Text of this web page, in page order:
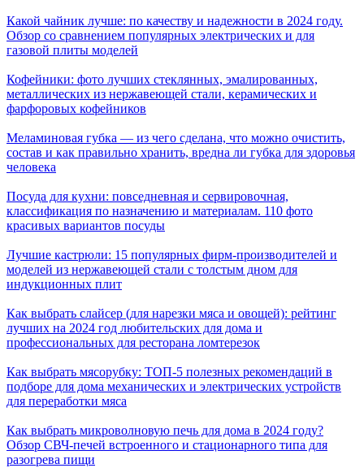
Какой чайник лучше: по качеству и надежности в 2024 году.
Обзор со сравнением популярных электрических и для
газовой плиты моделей
Кофейники: фото лучших стеклянных, эмалированных,
металлических из нержавеющей стали, керамических и
фарфоровых кофейников
Меламиновая губка — из чего сделана, что можно очистить,
состав и как правильно хранить, вредна ли губка для здоровья
человека
Посуда для кухни: повседневная и сервировочная,
классификация по назначению и материалам. 110 фото
красивых вариантов посуды
Лучшие кастрюли: 15 популярных фирм-производителей и
моделей из нержавеющей стали с толстым дном для
индукционных плит
Как выбрать слайсер (для нарезки мяса и овощей): рейтинг
лучших на 2024 год любительских для дома и
профессиональных для ресторана ломтерезок
Как выбрать мясорубку: ТОП-5 полезных рекомендаций в
подборе для дома механических и электрических устройств
для переработки мяса
Как выбрать микроволновую печь для дома в 2024 году?
Обзор СВЧ-печей встроенного и стационарного типа для
разогрева пищи